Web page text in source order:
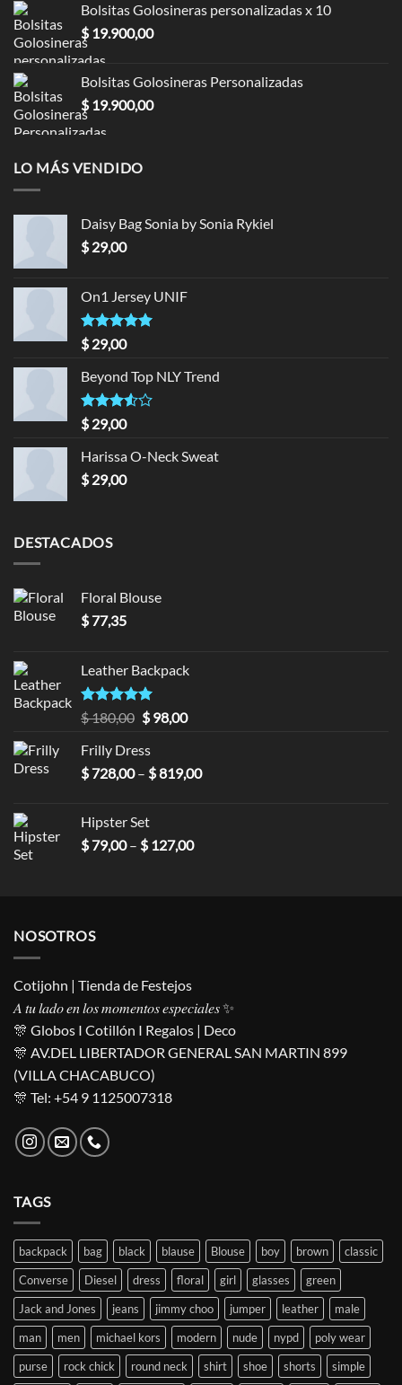
$ 1.500,00.$ 999,00.
Bolsitas Golosineras personalizadas x 10
$19.900,00
Bolsitas Golosineras Personalizadas
$19.900,00
LO MÁS VENDIDO
Daisy Bag Sonia by Sonia Rykiel
$29,00
On1 Jersey UNIF
Valorado en
5.00
de 5
$29,00
Beyond Top NLY Trend
Valorado
en
3.50
de 5
$29,00
Harissa O-Neck Sweat
$29,00
DESTACADOS
Floral Blouse
$77,35
Leather Backpack
Valorado en
5.00
de 5
$180,00 Original
was:
$ 180,00.
$98,00Current
$ 98,00.
Frilly Dress
$728,00 – $819,00Price
Hipster Set
$79,00 – $127,00Price
NOSOTROS
Cotijohn | Tienda de Festejos
𝐴 𝑡𝑢 𝑙𝑎𝑑𝑜 𝑒𝑛 𝑙𝑜𝑠 𝑚𝑜𝑚𝑒𝑛𝑡𝑜𝑠 𝑒𝑠𝑝𝑒𝑐𝑖𝑎𝑙𝑒𝑠 ✨
🎊 Globos I Cotillón I Regalos | Deco
🎊 AV.DEL LIBERTADOR GENERAL SAN MARTIN 899
(VILLA CHACABUCO)
🎊 Tel: +54 9 1125007318
TAGS
backpack bag black blause Blouse boy brown
classic
Converse
Diesel dress floral girl glasses
green
Jack and Jones
jeans jimmy choo jumper leather
male
man
men michael kors modern nude nypd
poly wear
purse
rock chick round neck shirt shoe shorts simple